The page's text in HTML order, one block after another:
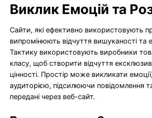
Виклик Емоцій та
Сайти, які ефективно використовують
випромінюють відчуття вишуканості та
Тактику використовують виробники
класу, щоб створити відчуття
цінності. Простір може викликати
аудиторією, підсилюючи повідомлення
передані через веб-сайт.